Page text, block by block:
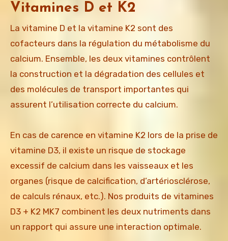
Vitamines D et K2
La vitamine D et la vitamine K2 sont des
cofacteurs dans la régulation du métabolisme du
calcium. Ensemble, les deux vitamines contrôlent
la construction et la dégradation des cellules et
des molécules de transport importantes qui
assurent l’utilisation correcte du calcium.
En cas de carence en vitamine K2 lors de la prise de
vitamine D3, il existe un risque de stockage
excessif de calcium dans les vaisseaux et les
organes (risque de calcification, d’artériosclérose,
de calculs rénaux, etc.). Nos produits de vitamines
D3 + K2 MK7 combinent les deux nutriments dans
un rapport qui assure une interaction optimale.